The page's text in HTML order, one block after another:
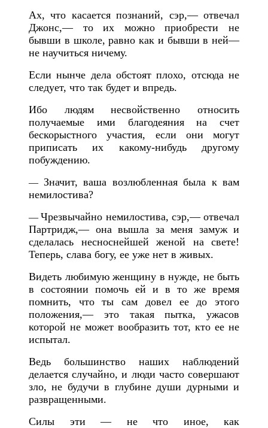
Ах, что касается познаний, сэр,— отвечал
Джонс,— то их можно приобрести не
бывши в школе, равно как и бывши в ней—
не научиться ничему.
Если нынче дела обстоят плохо, отсюда не
следует, что так будет и впредь.
Ибо людям несвойственно относить
получаемые ими благодеяния на счет
бескорыстного участия, если они могут
приписать их какому-нибудь другому
побуждению.
— Значит, ваша возлюбленная была к вам
немилостива?
—Чрезвычайно немилостива, сэр,— отвечал
Партридж,— она вышла за меня замуж и
сделалась несноснейшей женой на свете!
Теперь, слава богу, ее уже нет в живых.
Видеть любимую женщину в нужде, не быть
в состоянии помочь ей и в то же время
помнить, что ты сам довел ее до этого
положения,— это такая пытка, ужасов
которой не может вообразить тот, кто ее не
испытал.
Ведь большинство наших наблюдений
делается случайно, и люди часто совершают
зло, не будучи в глубине души дурными и
развращенными.
Силы эти — не что иное, как